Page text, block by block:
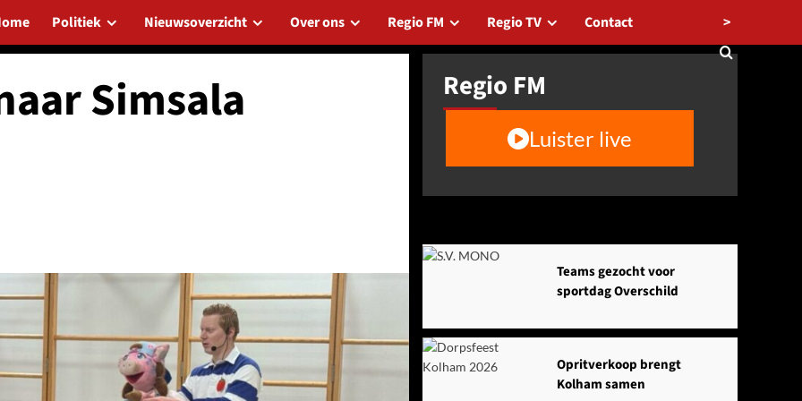
Politiek Nieuwsoverzicht Over ons Regio FM Regio TV Contact >
Simsala
Regio FM
Luister live
Agenda
Teams gezocht voor
sportdag Overschild
Opritverkoop brengt
Kolham samen